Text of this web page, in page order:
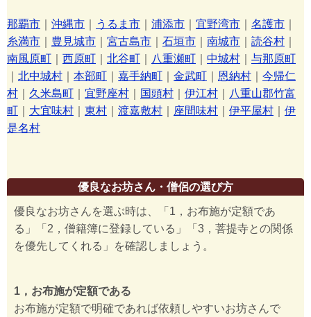
那覇市 沖縄市 うるま市 浦添市 宜野湾市 名護市
糸満市
豊見城市 宮古島市 石垣市 南城市 読谷村
南風原町
西原町 北谷町 八重瀬町 中城村
与那原町
北中城村 本部町 嘉手納町 金武町 恩納村
今帰仁
村
久米島町 宜野座村 国頭村 伊江村
八重山郡竹富
町
大宜味村 東村 渡嘉敷村 座間味村 伊平屋村
伊
是名村
優良なお坊さん・僧侶の選び方
優良なお坊さんを選ぶ時は、「1，お布施が定額であ
る」「2，僧籍簿に登録している」「3，菩提寺との関係
を優先してくれる」を確認しましょう。
1，お布施が定額である
お布施が定額で明確であれば依頼しやすいお坊さんで